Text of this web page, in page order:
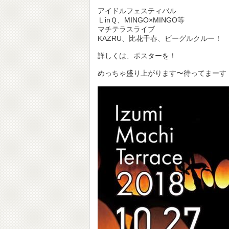
アイドルフェスティバル
ＬinＱ、MINGO×MINGO等
マチテラスライブ
KAZRU、比花千春、ビーグルクルー！
詳しくは、ポスターを！
めっちゃ盛り上がります〜待ってまーす